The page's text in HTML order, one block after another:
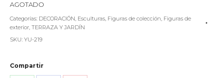
AGOTADO
Categorías: DECORACIÓN, Esculturas, Figuras de colección, Figuras de
exterior, TERRAZA Y JARDÍN
SKU: YU-219
Compartir